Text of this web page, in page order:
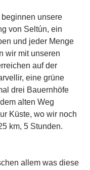
unsere
von Seltún, ein
und jeder Menge
wir mit unseren
auf der
eine grüne
drei Bauernhöfe
alten Weg
Küste, wo wir noch
km, 5 Stunden.
allem was diese